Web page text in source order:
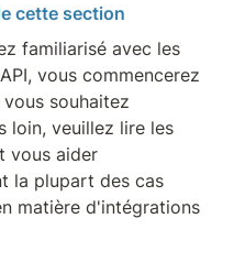
cette section
familiarisé avec les
vous commencerez
souhaitez
loin, veuillez lire les
vous aider
la plupart des cas
matière d'intégrations